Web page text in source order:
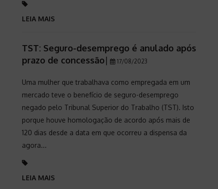
LEIA MAIS
TST: Seguro-desemprego é anulado após
prazo de concessão| 17/08/2023
Uma mulher que trabalhava como empregada em um
mercado teve o benefício de seguro-desemprego
negado pelo Tribunal Superior do Trabalho (TST). Isto
porque houve homologação de acordo após mais de
120 dias desde a data em que ocorreu a dispensa da
agora...
LEIA MAIS